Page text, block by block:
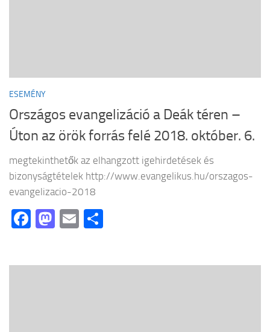
ESEMÉNY
Országos evangelizáció a Deák téren –
Úton az örök forrás felé 2018. október. 6.
megtekinthetők az elhangzott igehirdetések és
bizonyságtételek http://www.evangelikus.hu/orszagos-
evangelizacio-2018
Facebook
Mastodon
Email